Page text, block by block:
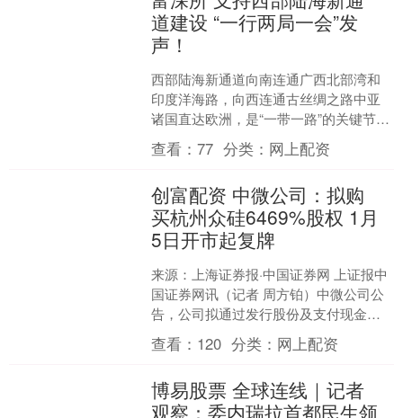
道建设 “一行两局一会”发
声！
西部陆海新通道向南连通广西北部湾和
印度洋海路，向西连通古丝绸之路中亚
诸国直达欧洲，是“一带一路”的关键节
点。日前，中国人民银行等八部门联合
发布《关于金融支持加快....
查看：77 分类： 网上配资
创富配资 中微公司：拟购
买杭州众硅6469%股权 1月
5日开市起复牌
来源：上海证券报·中国证券网 上证报中
国证券网讯（记者 周方铂）中微公司公
告，公司拟通过发行股份及支付现金的
方式向杭州众芯硅工贸有限公司、上海
宁容海川电子科技合....
查看： 120 分类： 网上配资
博易股票 全球连线｜记者
观察：委内瑞拉首都民生领